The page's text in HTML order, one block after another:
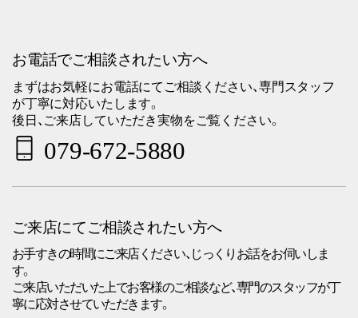
お電話でご相談されたい方へ
まずはお気軽にお電話にてご相談ください、専門スタッフ
が丁寧に対応いたします。
後日、ご来店していただき実物をご覧ください。
079-672-5880
ご来店にてご相談されたい方へ
お手すきの時間にご来店ください、じっくりお話をお伺いしま
す。
ご来店いただいた上でお客様のご相談など、専門のスタッフが丁
寧に応対させていただきます。